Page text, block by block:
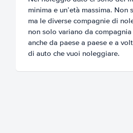
minima e un’età massima.
ma le diverse compagnie di
non solo variano da
anche da paese a paese e a
di auto che vuoi noleggiare.